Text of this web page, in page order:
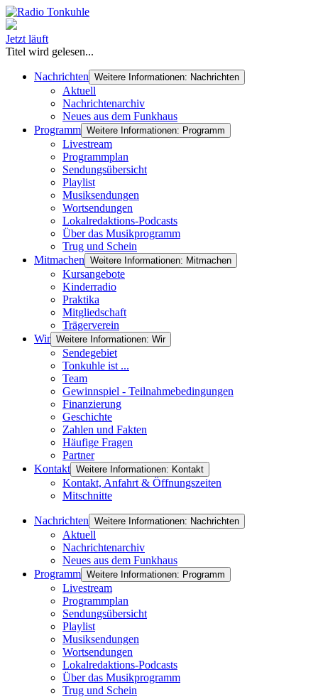
Jetzt läuft
Titel wird gelesen...
Nachrichten Weitere Informationen: Nachrichten
Aktuell
Nachrichtenarchiv
Neues aus dem Funkhaus
Programm Weitere Informationen: Programm
Livestream
Programmplan
Sendungsübersicht
Playlist
Musiksendungen
Wortsendungen
Lokalredaktions-Podcasts
Über das Musikprogramm
Trug und Schein
Mitmachen Weitere Informationen: Mitmachen
Kursangebote
Kinderradio
Praktika
Mitgliedschaft
Trägerverein
Wir Weitere Informationen: Wir
Sendegebiet
Tonkuhle ist ...
Team
Gewinnspiel - Teilnahmebedingungen
Finanzierung
Geschichte
Zahlen und Fakten
Häufige Fragen
Partner
Kontakt Weitere Informationen: Kontakt
Kontakt, Anfahrt & Öffnungszeiten
Mitschnitte
Nachrichten Weitere Informationen: Nachrichten
Aktuell
Nachrichtenarchiv
Neues aus dem Funkhaus
Programm Weitere Informationen: Programm
Livestream
Programmplan
Sendungsübersicht
Playlist
Musiksendungen
Wortsendungen
Lokalredaktions-Podcasts
Über das Musikprogramm
Trug und Schein